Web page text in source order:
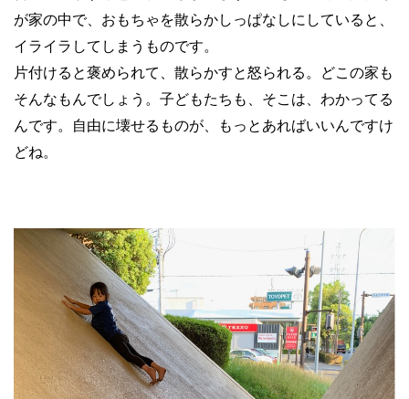
が家の中で、おもちゃを散らかしっぱなしにしていると、
イライラしてしまうものです。
片付けると褒められて、散らかすと怒られる。どこの家も
そんなもんでしょう。子どもたちも、そこは、わかってる
んです。自由に壊せるものが、もっとあればいいんですけ
どね。